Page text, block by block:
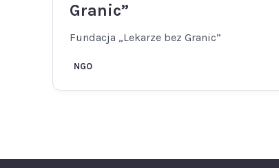
Granic”
Fundacja „Lekarze bez Granic”
NGO